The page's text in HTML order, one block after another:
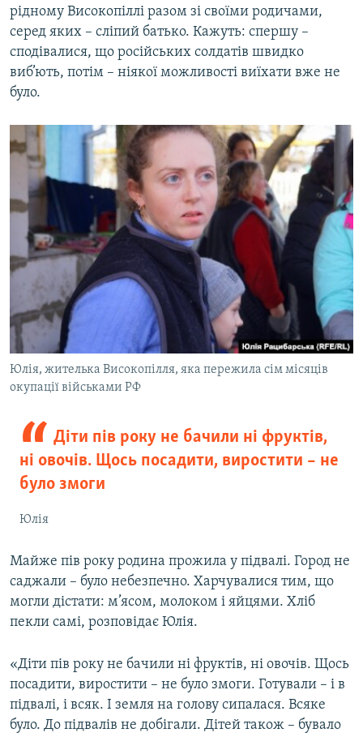
рідному Високопіллі разом зі своїми родичами,
серед яких – сліпий батько. Кажуть: спершу –
сподівалися, що російських солдатів швидко
виб’ють, потім – ніякої можливості виїхати вже не
було.
Юлія, жителька Високопілля, яка пережила сім місяців
окупації військами РФ
Діти пів року не бачили ні фруктів,
ні овочів. Щось посадити, виростити – не
було змоги
Юлія
Майже пів року родина прожила у підвалі. Город не
саджали – було небезпечно. Харчувалися тим, що
могли дістати: м’ясом, молоком і яйцями. Хліб
пекли самі, розповідає Юлія.
«Діти пів року не бачили ні фруктів, ні овочів. Щось
посадити, виростити – не було змоги. Готували – і в
підвалі, і всяк. І земля на голову сипалася. Всяке
було. До підвалів не добігали. Дітей також – бувало